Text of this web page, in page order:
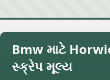
Bmw માટે
સ્ક્રેપ મૂલ્ય